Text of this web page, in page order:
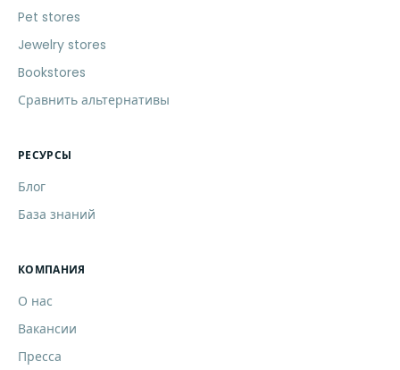
Pet stores
Jewelry stores
Bookstores
Сравнить альтернативы
РЕСУРСЫ
Блог
База знаний
КОМПАНИЯ
О нас
Вакансии
Пресса